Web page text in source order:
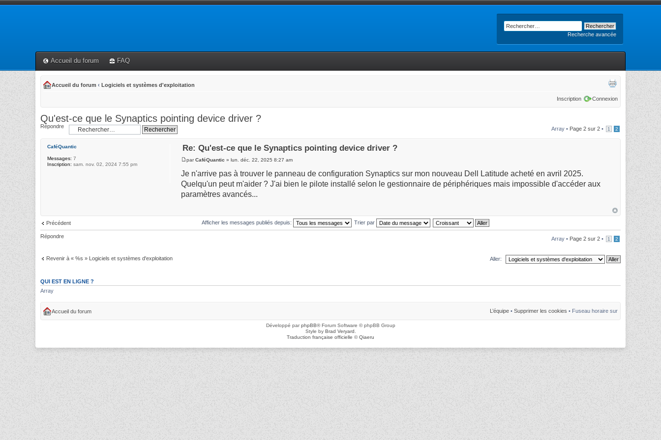
Recherche avancée
Accueil du forum FAQ
Accueil du forum ‹ Logiciels et systèmes d'exploitation
Inscription Connexion
Qu'est-ce que le Synaptics pointing device driver ?
Répondre Array • Page 2 sur 2 • 1 2
Re: Qu'est-ce que le Synaptics pointing device driver ?
parCaféQuantic » lun. déc. 22, 2025 8:27 am
Je n'arrive pas à trouver le panneau de configuration Synaptics sur mon nouveau Dell Latitude acheté en avril 2025.
Quelqu'un peut m'aider ? J'ai bien le pilote installé selon le gestionnaire de périphériques mais impossible d'accéder aux
paramètres avancés...
CaféQuantic
Messages: 7
Inscription: sam. nov. 02, 2024 7:55 pm
Précédent Afficher les messages publiés depuis: Trier par
Répondre Array • Page 2 sur 2 • 1 2
Revenir à « %s » Logiciels et systèmes d'exploitation Aller:
QUI EST EN LIGNE ?
Array
Accueil du forum L’équipe • Supprimer les cookies • Fuseau horaire sur
Développé parphpBB® Forum Software © phpBB Group
Style by Brad Veryard
Traduction française officielle ©Qiaeru